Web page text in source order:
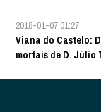
2018-01-07 01:27
Viana do Castelo:
mortais de D. Júlio